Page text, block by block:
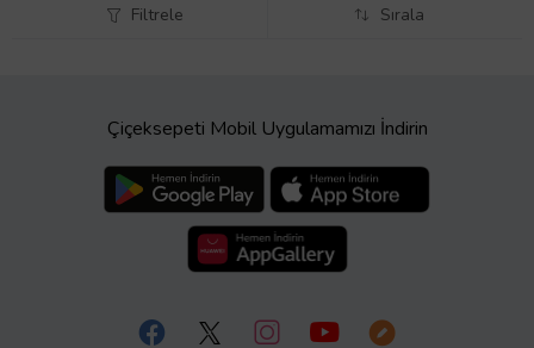
Filtrele Sırala
Çiçeksepeti Mobil Uygulamamızı İndirin